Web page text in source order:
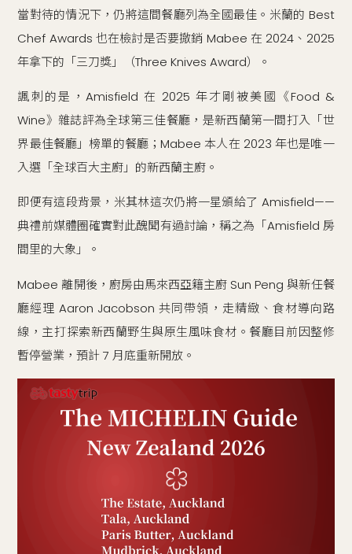
當對待的情況下，仍將這間餐廳列為全國最佳。米蘭的 Best
Chef Awards 也在檢討是否要撤銷 Mabee 在 2024、2025
年拿下的「三刀獎」（Three Knives Award）。
諷刺的是，Amisfield 在 2025 年才剛被美國《Food &
Wine》雜誌評為全球第三佳餐廳，是新西蘭第一間打入「世
界最佳餐廳」榜單的餐廳；Mabee 本人在 2023 年也是唯一
入選「全球百大主廚」的新西蘭主廚。
即便有這段背景，米其林這次仍將一星頒給了 Amisfield——
典禮前媒體圈確實對此醜聞有過討論，稱之為「Amisfield 房
間里的大象」。
Mabee 離開後，廚房由馬來西亞籍主廚 Sun Peng 與新任餐
廳經理 Aaron Jacobson 共同帶領，走精緻、食材導向路
線，主打探索新西蘭野生與原生風味食材。餐廳目前因整修
暫停營業，預計 7 月底重新開放。